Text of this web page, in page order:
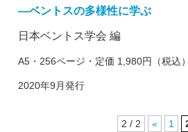
―ベントスの多様性に学ぶ
日本ベントス学会 編
A5・256ページ・定価 1,980円（税込）
2020年9月発行
2 / 2 « 1